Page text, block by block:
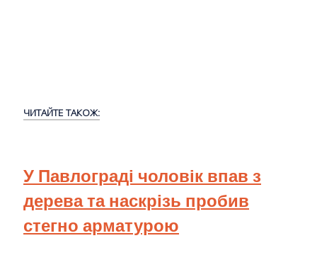
ЧИТАЙТЕ ТАКОЖ:
У Павлограді чоловік впав з
дерева та наскрізь пробив
стегно арматурою